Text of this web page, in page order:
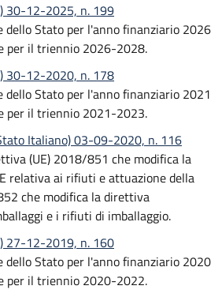
30-12-2025, n. 199
dello Stato per l'anno finanziario 2026
per il triennio 2026-2028.
30-12-2020, n. 178
dello Stato per l'anno finanziario 2021
per il triennio 2021-2023.
Italiano) 03-09-2020, n. 116
(UE) 2018/851 che modifica la
relativa ai rifiuti e attuazione della
che modifica la direttiva
e i rifiuti di imballaggio.
27-12-2019, n. 160
dello Stato per l'anno finanziario 2020
per il triennio 2020-2022.